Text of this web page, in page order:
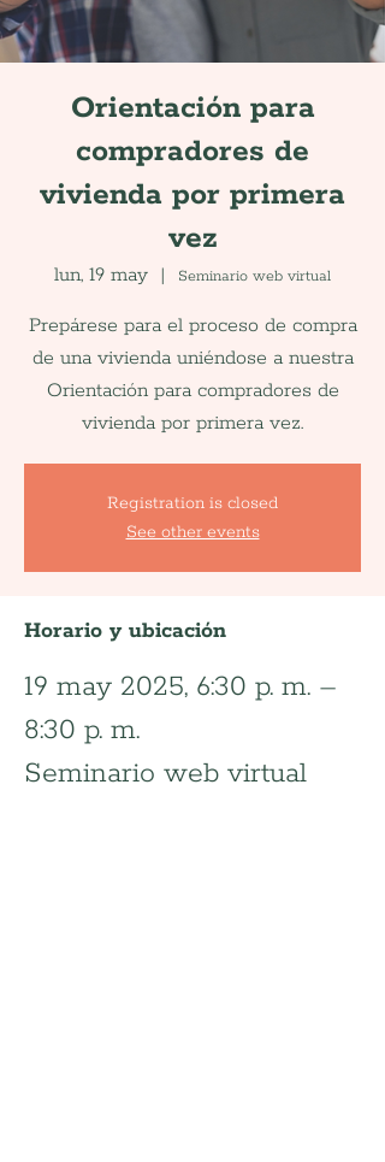
Orientación para
compradores de
vivienda por primera
vez
lun, 19 may
  |
Seminario web virtual
Prepárese para el proceso de compra
de una vivienda uniéndose a nuestra
Orientación para compradores de
vivienda por primera vez.
Registration is closed
See other events
Horario y ubicación
19 may 2025, 6:30 p. m. –
8:30 p. m.
Seminario web virtual